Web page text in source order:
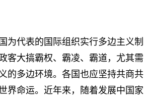
代表的国际组织实行多边主义制
客大搞霸权、霸凌、霸道，尤其需
的多边环境。各国也应坚持共商共
界命运。近年来，随着发展中国家